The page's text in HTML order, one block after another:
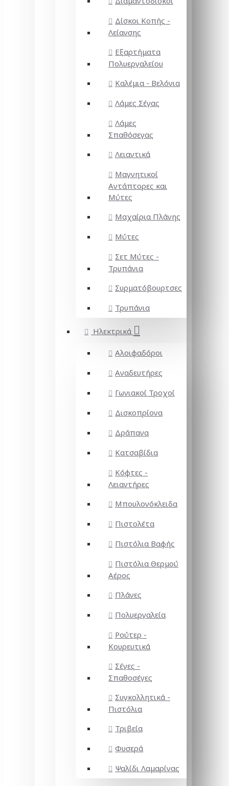
Δίσκοι Κοπής -
Λείανσης
Εξαρτήματα
Πολυεργαλείου
Καλέμια - Βελόνια
Λάμες Σέγας
Λάμες
Σπαθόσεγας
Λειαντικά
Μαγνητικοί
Αντάπτορες και
Μύτες
Μαχαίρια Πλάνης
Μύτες
Σετ Μύτες -
Τρυπάνια
Συρματόβουρτσες
Τρυπάνια
Ηλεκτρικά
Αλοιφαδόροι
Αναδευτήρες
Γωνιακοί Τροχοί
Δισκοπρίονα
Δράπανα
Κατσαβίδια
Κόφτες -
Λειαντήρες
Μπουλονόκλειδα
Πιστολέτα
Πιστόλια Βαφής
Πιστόλια Θερμού
Αέρος
Πλάνες
Πολυεργαλεία
Ρούτερ -
Κουρευτικά
Σέγες -
Σπαθοσέγες
Συγκολλητικά -
Πιστόλια
Τριβεία
Φυσερά
Ψαλίδι Λαμαρίνας